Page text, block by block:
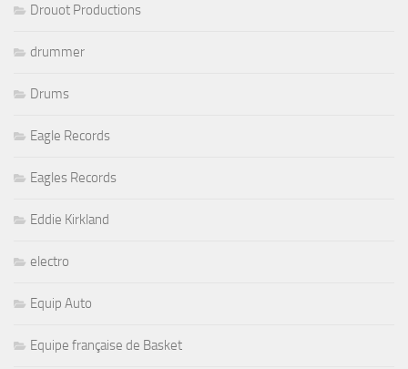
Drouot Productions
drummer
Drums
Eagle Records
Eagles Records
Eddie Kirkland
electro
Equip Auto
Equipe française de Basket